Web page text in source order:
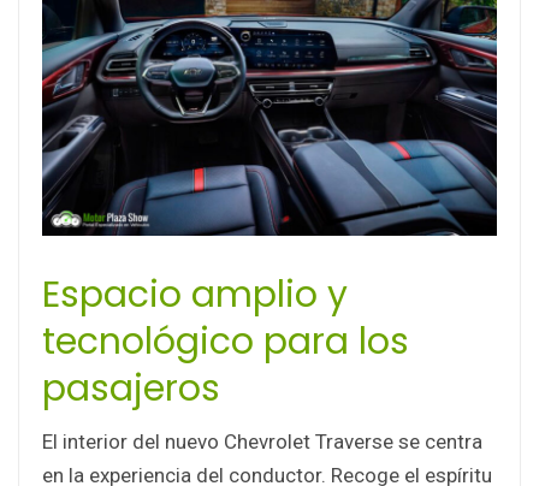
Espacio amplio y
tecnológico para los
pasajeros
El interior del nuevo Chevrolet Traverse se centra
en la experiencia del conductor. Recoge el espíritu